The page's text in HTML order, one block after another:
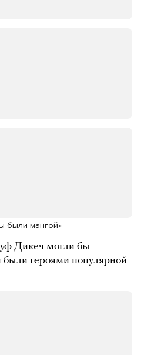
были мангой»
Дикеч могли бы
были героями популярной